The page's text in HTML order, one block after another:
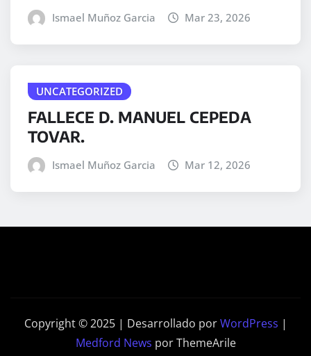
Ismael Muñoz Garcia Mar 23, 2026
UNCATEGORIZED
FALLECE D. MANUEL CEPEDA
TOVAR.
Ismael Muñoz Garcia Mar 12, 2026
Copyright © 2025 | Desarrollado porWordPress |
Medford News por ThemeArile